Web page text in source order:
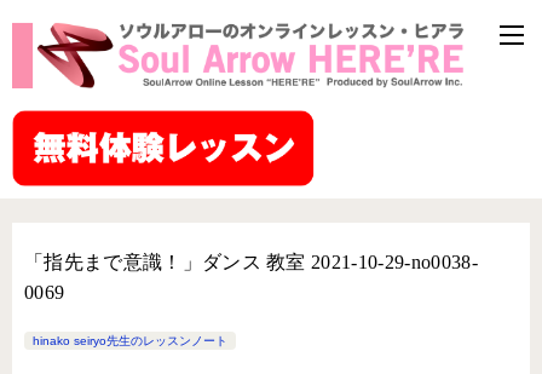
「指先まで意識！」ダンス 教室 2021-10-29-no0038-
0069
hinako seiryo先生のレッスンノート